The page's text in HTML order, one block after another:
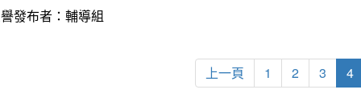
發布者：輔導組
上一頁 1 2 3 4